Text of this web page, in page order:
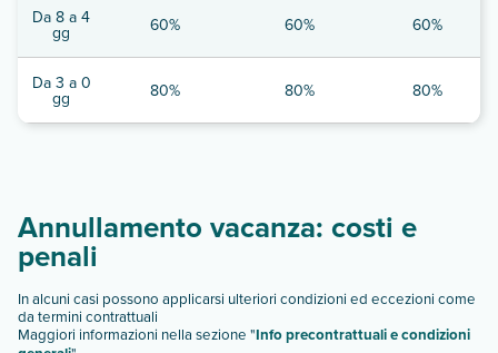
Da 8 a 4
gg 60% 60% 60%
Da 3 a 0
gg 80% 80% 80%
Annullamento vacanza: costi e
penali
In alcuni casi possono applicarsi ulteriori condizioni ed eccezioni come
da termini contrattuali
Maggiori informazioni nella sezione "Info precontrattuali e condizioni